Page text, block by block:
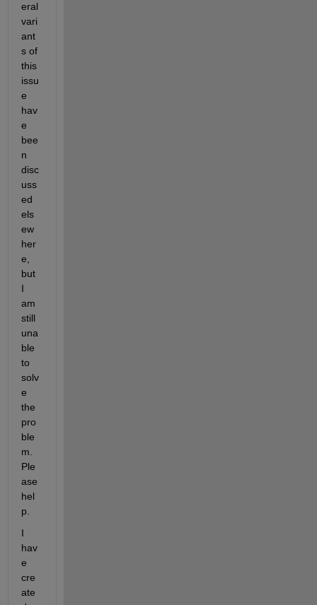
eral
vari
ant
s of
this
issu
e
hav
e
bee
n
disc
uss
ed
els
ew
her
e,
but
I
am
still
una
ble
to
solv
e
the
pro
ble
m.
Ple
ase
hel
p.
I
hav
e
cre
ate